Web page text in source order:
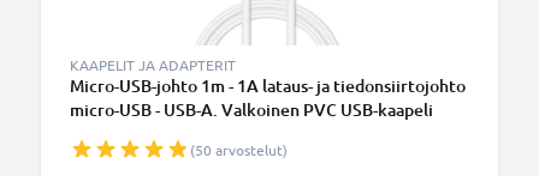
KAAPELIT JA ADAPTERIT
Micro-USB-johto 1m - 1A lataus- ja tiedonsiirtojohto
micro-USB - USB-A. Valkoinen PVC USB-kaapeli
(50 arvostelut)